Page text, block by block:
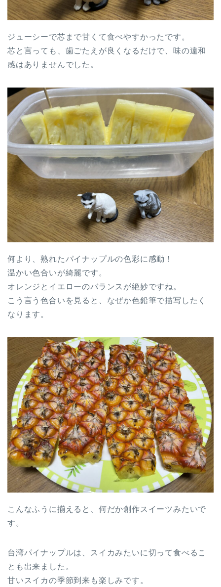
ジューシーで芯まで甘くて食べやすかったです。
芯と言っても、歯ごたえが良くなるだけで、味の違和
感はありませんでした。
何より、熟れたパイナップルの色彩に感動！
温かい色合いが綺麗です。
オレンジとイエローのバランスが絶妙ですね。
こう言う色合いを見ると、なぜか色鉛筆で描写したく
なります。
こんなふうに揃えると、何だか創作スイーツみたいで
す。
台湾パイナップルは、スイカみたいに切って食べるこ
とも出来ました。
甘いスイカの季節到来も楽しみです。